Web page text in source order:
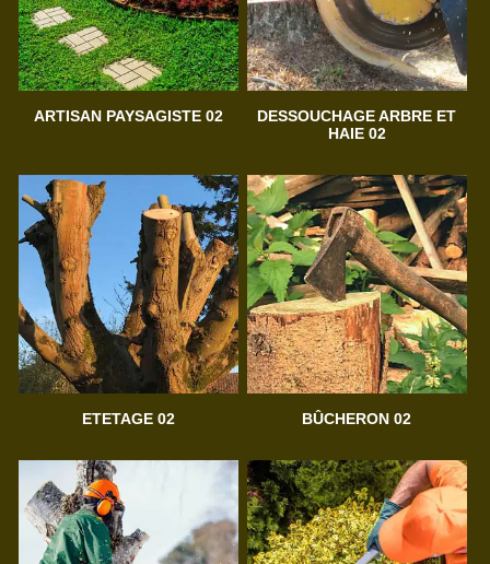
ARTISAN PAYSAGISTE 02
DESSOUCHAGE ARBRE ET
HAIE 02
ETETAGE 02 BÛCHERON 02